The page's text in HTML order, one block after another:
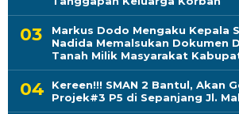
Markus Dodo Mengaku Kepala
Nadida Memalsukan Dokumen
Tanah Milik Masyarakat
Kereen!!! SMAN 2 Bantul, Akan
Projek#3 P5 di Sepanjang Jl.